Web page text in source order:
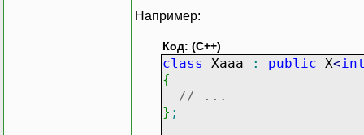
Например:
Код: (C++)
class Xaaa : public X<
{
// ...
} ;